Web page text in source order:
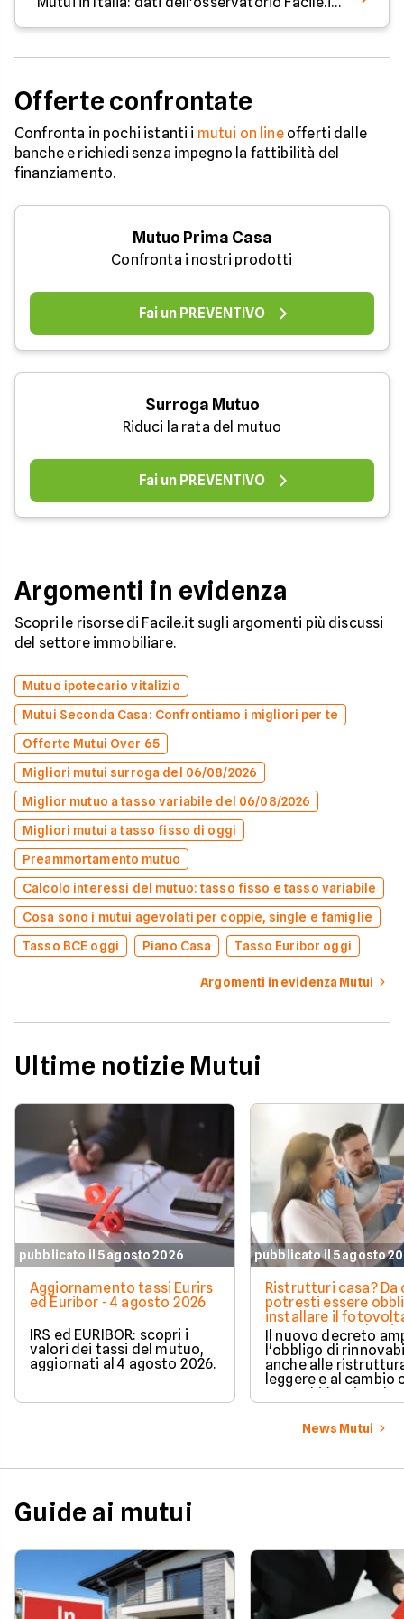
Offerte confrontate
Confronta in pochi istanti i mutui on lineofferti dalle
banche e richiedi senza impegno la fattibilità del
finanziamento.
Mutuo Prima Casa
Confronta i nostri prodotti
Fai un PREVENTIVO
Surroga Mutuo
Riduci la rata del mutuo
Fai un PREVENTIVO
Argomenti in evidenza
Scopri le risorse di Facile.it sugli argomenti più discussi
del settore immobiliare.
Mutuo ipotecario vitalizio
Mutui Seconda Casa: Confrontiamo i migliori per te
Offerte Mutui Over 65
Migliori mutui surroga del 06/08/2026
Miglior mutuo a tasso variabile del 06/08/2026
Migliori mutui a tasso fisso di oggi
Preammortamento mutuo
Calcolo interessi del mutuo: tasso fisso e tasso variabile
Cosa sono i mutui agevolati per coppie, single e famiglie
Tasso BCE oggi
Piano Casa Tasso Euribor oggi
Argomenti in evidenza Mutui
Ultime notizie Mutui
pubblicato il 5 agosto 2026
Aggiornamento tassi Eurirs
ed Euribor - 4 agosto 2026
IRS ed EURIBOR: scopri i
valori dei tassi del mutuo,
aggiornati al 4 agosto 2026.
pubblicato il 5 agosto
Ristrutturi casa? Da
potresti essere
installare il
nuova norma che
milioni di italiani
Il nuovo decreto
l'obbligo di
anche alle
leggere e al cambio
cambia in pratica.
News Mutui
Guide ai mutui